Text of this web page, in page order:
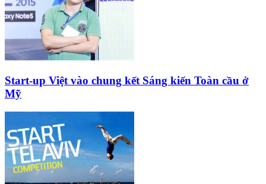
Start-up Việt vào chung kết Sáng kiến Toàn cầu ở
Mỹ